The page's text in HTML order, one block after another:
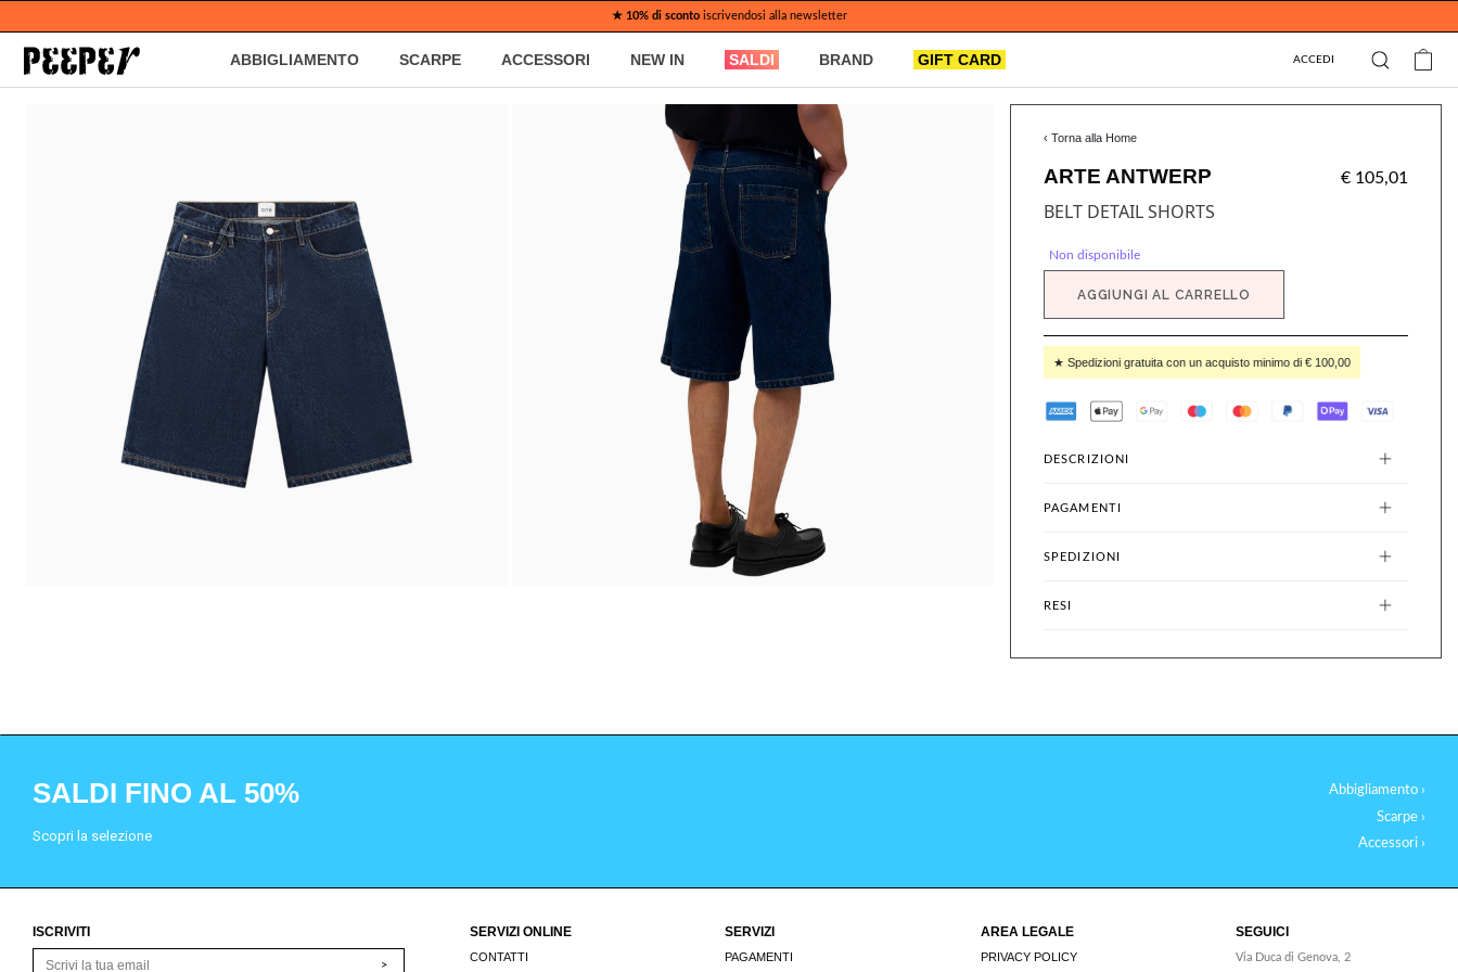
★ 10% di scontoiscrivendosi alla newsletter
ABBIGLIAMENTO SCARPE ACCESSORI NEW IN SALDI BRAND GIFT CARD ACCEDI
‹ Torna alla Home
ARTE ANTWERP € 105,01
BELT DETAIL SHORTS
Non disponibile
AGGIUNGI AL CARRELLO
★ Spedizioni gratuita con un acquisto minimo di € 100,00
DESCRIZIONI
PAGAMENTI
SPEDIZIONI
RESI
SALDI FINO AL 50%
Scopri la selezione
Abbigliamento ›
Scarpe ›
Accessori ›
ISCRIVITI
>
SERVIZI ONLINE
CONTATTI
SERVIZI
PAGAMENTI
AREA LEGALE
PRIVACY POLICY
SEGUICI
Via Duca di Genova, 2